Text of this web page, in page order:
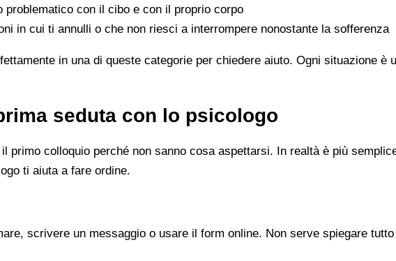
problematico con il cibo e con il proprio corpo
in cui ti annulli o che non riesci a interrompere nonostante la sofferenza
in una di queste categorie per chiedere aiuto. Ogni situazione
seduta con lo psicologo
primo colloquio perché non sanno cosa aspettarsi. In realtà è più
ti aiuta a fare ordine.
scrivere un messaggio o usare il form online. Non serve spiegare